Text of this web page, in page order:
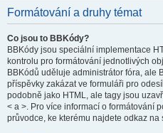
Formátování a druhy témat
Co jsou to BBKódy?
BBKódy jsou speciální implementace
kontrolu pro formátování jednotlivých
BBKódů uděluje administrátor fóra, ale
příspěvky zakázat ve formuláři pro
podobně jako HTML, ale tagy jsou
< a >. Pro více informací o formátování
průvodce, ke kterému najdete odkaz